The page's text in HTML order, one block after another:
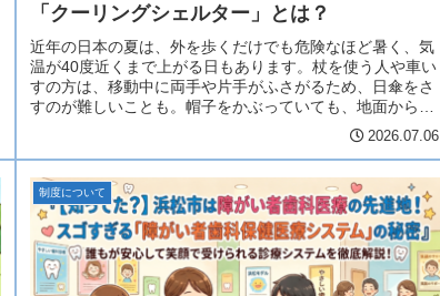
「クーリングシェルター」とは？
近年の日本の夏は、外を歩くだけでも危険なほど暑く、気
温が40度近くまで上がる日もあります。杖を使う人や車い
すの方は、移動中に両手や片手がふさがるため、日傘をさ
すのが難しいことも。帽子をかぶっていても、地面からの
2026.07.06
制度について